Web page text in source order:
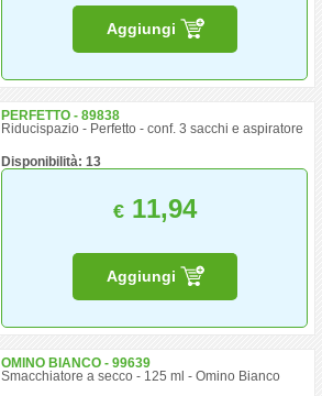
Aggiungi
PERFETTO - 89838
Riducispazio - Perfetto - conf. 3 sacchi e aspiratore
Disponibilità: 13
€11,94
Aggiungi
OMINO BIANCO - 99639
Smacchiatore a secco - 125 ml - Omino Bianco